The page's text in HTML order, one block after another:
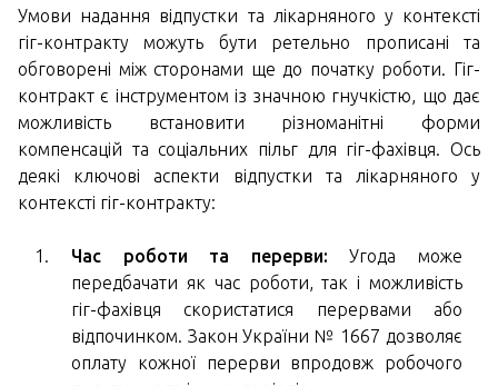
Умови надання відпустки та лікарняного у контексті
гіг-контракту можуть бути ретельно прописані та
обговорені між сторонами ще до початку роботи. Гіг-
контракт є інструментом із значною гнучкістю, що дає
можливість встановити різноманітні форми
компенсацій та соціальних пільг для гіг-фахівця. Ось
деякі ключові аспекти відпустки та лікарняного у
контексті гіг-контракту:
Час роботи та перерви: Угода може
передбачати як час роботи, так і можливість
гіг-фахівця скористатися перервами або
відпочинком. Закон України № 1667 дозволяє
оплату кожної перерви впродовж робочого